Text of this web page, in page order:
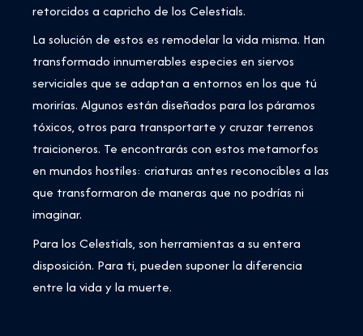
retorcidos a capricho de los Celestials.
La solución de estos es remodelar la vida misma. Han
transformado innumerables especies en siervos
serviciales que se adaptan a entornos en los que tú
morirías. Algunos están diseñados para los páramos
tóxicos, otros para transportarte y cruzar terrenos
traicioneros. Te encontrarás con estos metamorfos
en mundos hostiles: criaturas antes reconocibles a las
que transformaron de maneras que no podrías ni
imaginar.
Para los Celestials, son herramientas a su entera
disposición. Para ti, pueden suponer la diferencia
entre la vida y la muerte.